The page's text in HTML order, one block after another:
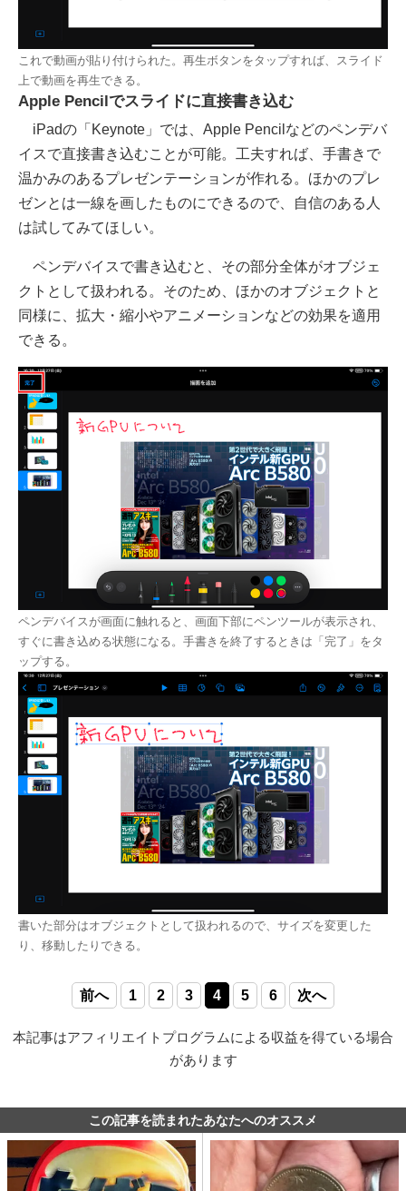
これで動画が貼り付けられた。再生ボタンをタップすれば、スライド
上で動画を再生できる。
Apple Pencilでスライドに直接書き込む
iPadの「Keynote」では、Apple Pencilなどのペンデバ
イスで直接書き込むことが可能。工夫すれば、手書きで
温かみのあるプレゼンテーションが作れる。ほかのプレ
ゼンとは一線を画したものにできるので、自信のある人
は試してみてほしい。
ペンデバイスで書き込むと、その部分全体がオブジェ
クトとして扱われる。そのため、ほかのオブジェクトと
同様に、拡大・縮小やアニメーションなどの効果を適用
できる。
ペンデバイスが画面に触れると、画面下部にペンツールが表示され、
すぐに書き込める状態になる。手書きを終了するときは「完了」をタ
ップする。
書いた部分はオブジェクトとして扱われるので、サイズを変更した
り、移動したりできる。
前へ 1 2 3 4 5 6 次へ
本記事はアフィリエイトプログラムによる収益を得ている場合
があります
この記事を読まれたあなたへのオススメ